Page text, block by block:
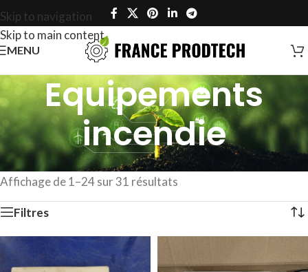
Skip to navigation
Skip to main content
MENU
Equipements
incendie
Accueil Equipements/Equipements incendie
Affichage de 1–24 sur 31 résultats
Filtres